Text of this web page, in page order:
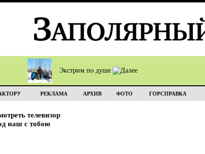
Экстрим по душе
РЕКЛАМА АРХИВ ФОТО ГОРСПРАВКА
телевизор
наш с тобою